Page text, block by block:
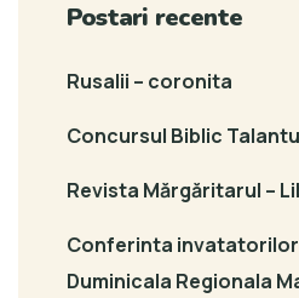
Postari recente
Rusalii – coronita
Concursul Biblic
Revista Mărgăritarul –
Conferinta invatatorilor
Duminicala Regionala